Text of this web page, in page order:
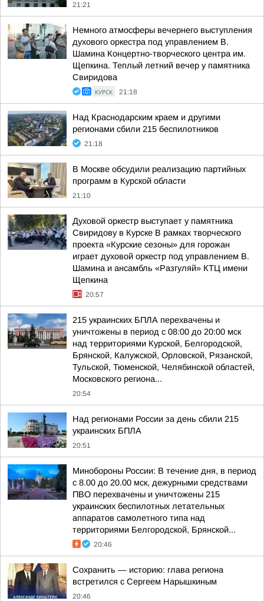
21:21
Немного атмосферы вечернего выступления
духового оркестра под управлением В.
Шамина Концертно-творческого центра им.
Щепкина. Теплый летний вечер у памятника
Свиридова
КУРСК 21:18
Над Краснодарским краем и другими
регионами сбили 215 беспилотников
21:18
В Москве обсудили реализацию партийных
программ в Курской области
21:10
Духовой оркестр выступает у памятника
Свиридову в Курске В рамках творческого
проекта «Курские сезоны» для горожан
играет духовой оркестр под управлением В.
Шамина и ансамбль «Разгуляй» КТЦ имени
Щепкина
20:57
215 украинских БПЛА перехвачены и
уничтожены в период с 08:00 до 20:00 мск
над территориями Курской, Белгородской,
Брянской, Калужской, Орловской, Рязанской,
Тульской, Тюменской, Челябинской областей,
Московского региона...
20:54
Над регионами России за день сбили 215
украинских БПЛА
20:51
Минобороны России: В течение дня, в период
с 8.00 до 20.00 мск, дежурными средствами
ПВО перехвачены и уничтожены 215
украинских беспилотных летательных
аппаратов самолетного типа над
территориями Белгородской, Брянской...
20:46
Сохранить — историю: глава региона
встретился с Сергеем Нарышкиным
20:46